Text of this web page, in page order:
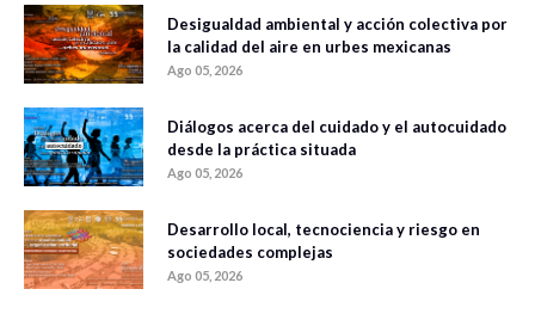
Desigualdad ambiental y acción colectiva por
la calidad del aire en urbes mexicanas
Ago 05, 2026
Diálogos acerca del cuidado y el autocuidado
desde la práctica situada
Ago 05, 2026
Desarrollo local, tecnociencia y riesgo en
sociedades complejas
Ago 05, 2026